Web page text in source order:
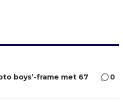
boys’-frame met 67
0